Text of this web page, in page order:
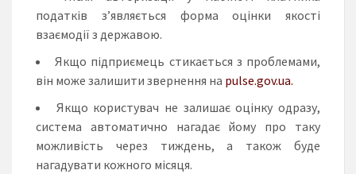
податків з’являється форма оцінки якості
взаємодії з державою.
Якщо підприємець стикається з проблемами,
він може залишити звернення на pulsе.gov.ua.
Якщо користувач не залишає оцінку одразу,
система автоматично нагадає йому про таку
можливість через тиждень, а також буде
нагадувати кожного місяця.